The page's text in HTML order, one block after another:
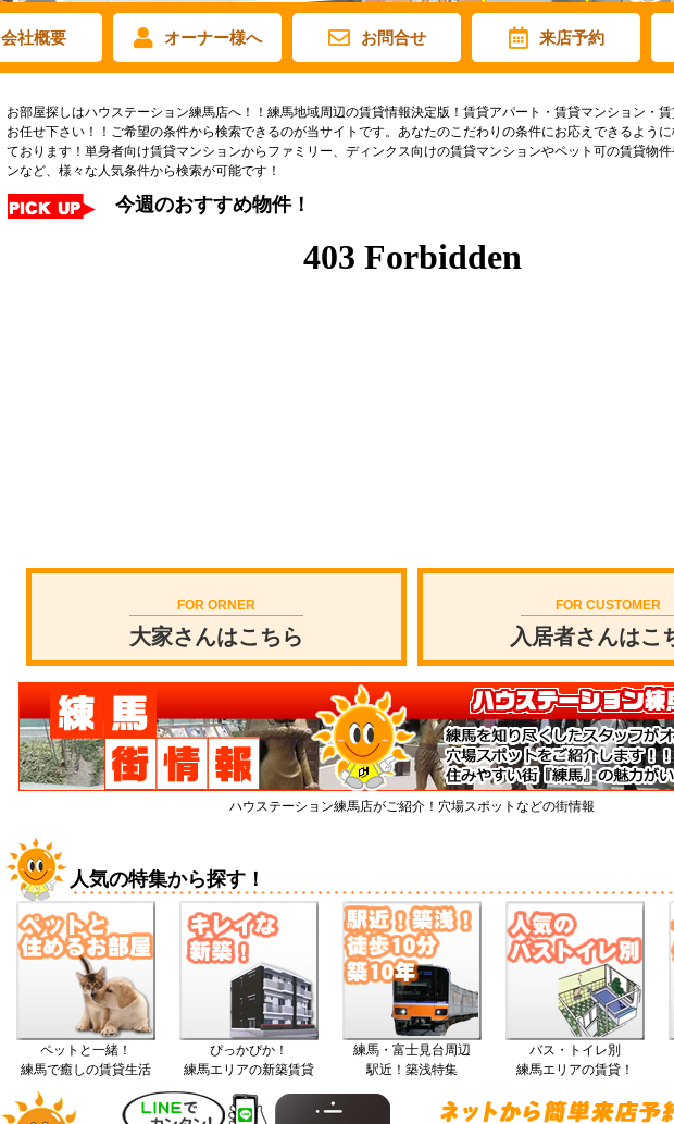
会社概要 オーナー様へ お問合せ 来店予約
お部屋探しはハウステーション練馬店へ！！練馬地域周辺の賃貸情報決定版！賃貸アパート・賃貸マンション・
お任せ下さい！！ご希望の条件から検索できるのが当サイトです。あなたのこだわりの条件にお応えできるよう
ております！単身者向け賃貸マンションからファミリー、ディンクス向けの賃貸マンションやペット可の賃貸物
ンなど、様々な人気条件から検索が可能です！
今週のおすすめ物件！
FOR ORNER
大家さんはこちら
FOR CUSTOMER
入居者さんはこ
ハウステーション練馬店がご紹介！穴場スポットなどの街情報
人気の特集から探す！
ペットと一緒！
練馬で癒しの賃貸生活
ぴっかぴか！
練馬エリアの新築賃貸
練馬・富士見台周辺
駅近！築浅特集
バス・トイレ別
練馬エリアの賃貸！